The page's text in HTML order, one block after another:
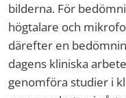
bilderna. För
högtalare och
därefter en
dagens kliniska
genomföra studier i